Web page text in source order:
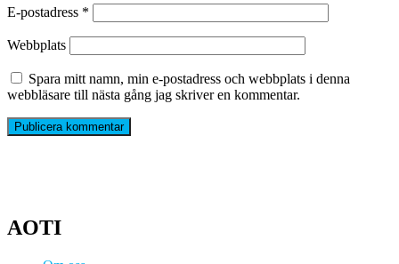
E-postadress *
Webbplats
Spara mitt namn, min e-postadress och webbplats i denna
webbläsare till nästa gång jag skriver en kommentar.
AOTI